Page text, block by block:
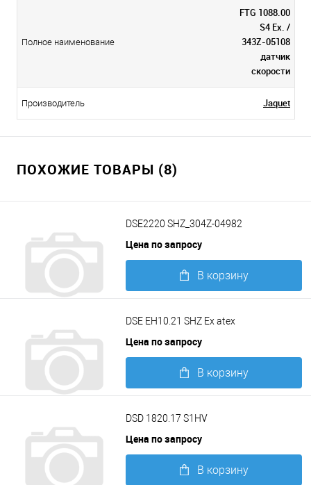
Полное наименование
FTG 1088.00
S4 Ex. /
343Z-05108
датчик
скорости
Производитель Jaquet
ПОХОЖИЕ ТОВАРЫ (8)
DSE2220 SHZ_304Z-04982
Цена по запросу
В корзину
DSE EH10.21 SHZ Ex atex
Цена по запросу
В корзину
DSD 1820.17 S1HV
Цена по запросу
В корзину